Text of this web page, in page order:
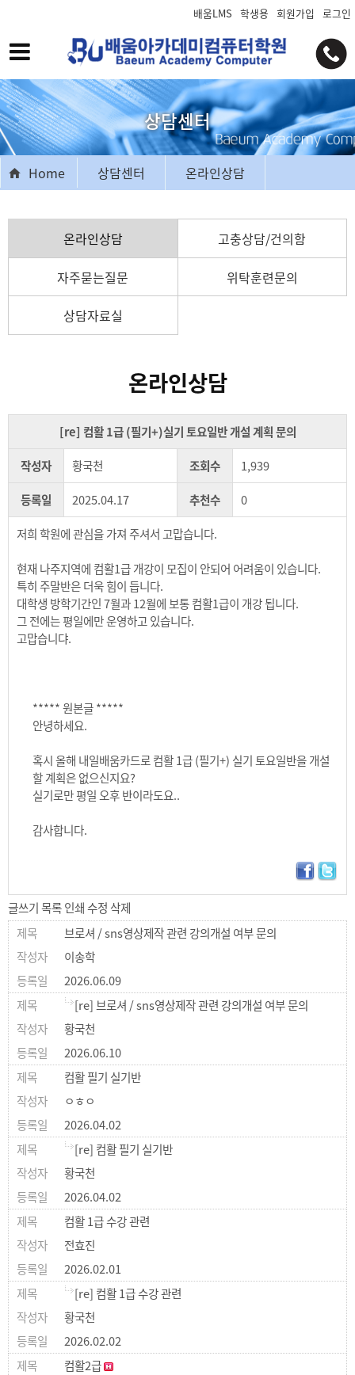
배움LMS 학생용 회원가입 로그인
상담센터
Home 상담센터 온라인상담
온라인상담 고충상담/건의함
자주묻는질문 위탁훈련문의
상담자료실
온라인상담
[re] 컴활 1급 (필기+)실기 토요일반 개설 계획 문의
작성자
황국천 조회수
1,939
등록일
2025.04.17 추천수
0
저희 학원에 관심을 가져 주셔서 고맙습니다.
현재 나주지역에 컴활1급 개강이 모집이 안되어 어려움이 있습니다.
특히 주말반은 더욱 힘이 듭니다.
대학생 방학기간인 7월과 12월에 보통 컴활1급이 개강 됩니다.
그 전에는 평일에만 운영하고 있습니다.
고맙습니댜.
***** 원본글 *****
안녕하세요.
혹시 올해 내일배움카드로 컴활 1급 (필기+) 실기 토요일반을 개설
할 계획은 없으신지요?
실기로만 평일 오후 반이라도요..
감사합니다.
글쓰기목록인쇄수정 삭제
브로셔 / sns영상제작 관련 강의개설 여부 문의
이송학
2026.06.09
[re] 브로셔 / sns영상제작 관련 강의개설 여부 문의
황국천
2026.06.10
컴활 필기 실기반
ㅇㅎㅇ
2026.04.02
[re] 컴활 필기 실기반
황국천
2026.04.02
컴활 1급 수강 관련
전효진
2026.02.01
[re] 컴활 1급 수강 관련
황국천
2026.02.02
컴활2급